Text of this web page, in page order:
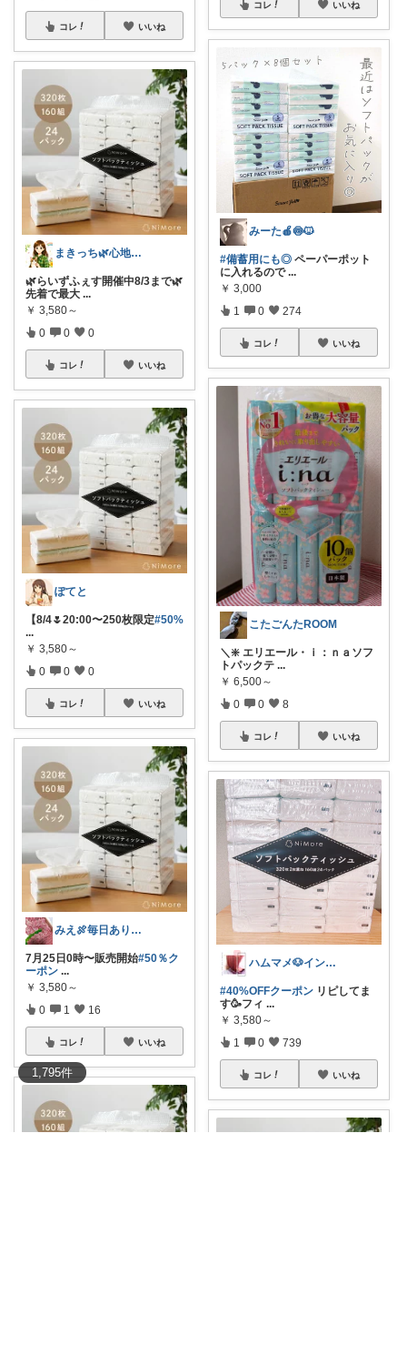
1,795件
コレ いいね
まきっち🌿心地よい暮らし🌿
🌿らいずふぇす開催中8/3まで🌿
先着で最大 ...
￥ 3,580～
0 0 0
コレ いいね
ぽてと
【8/4🌷20:00〜250枚限定#50%
...
￥ 3,580～
0 0 0
コレ いいね
みえ🍖毎日ありがとう🐟️
7月25日0時〜販売開始#50％ク
ーポン ...
￥ 3,580～
0 1 16
コレ いいね
コレ いいね
みーた🍎🍥🐱
#備蓄用にも◎ ペーパーポット
に入れるので ...
￥ 3,000
1 0 274
コレ いいね
こたごんたROOM
＼❇️ エリエール・ｉ：ｎａソフ
トパックテ ...
￥ 6,500～
0 0 8
コレ いいね
ハムマメ🐶インテリア・キッチン🌸
#40%OFFクーポン リピしてま
す🥳フィ ...
￥ 3,580～
1 0 739
コレ いいね